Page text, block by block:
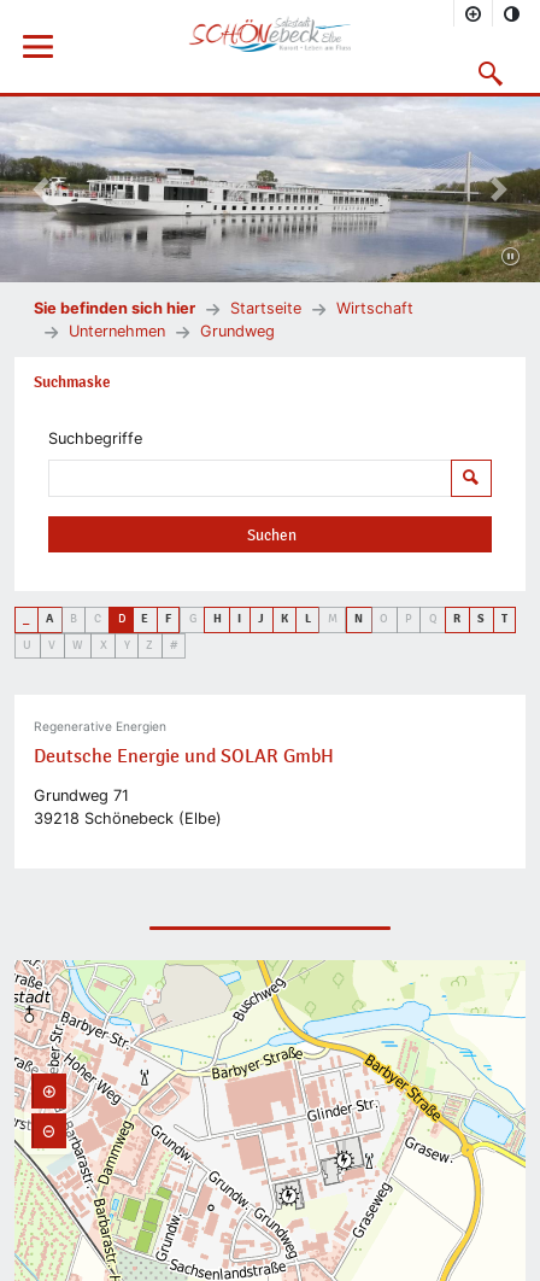
Menü öffnen
Vorheriges Bild
Sie befinden sich hier Startseite
Wirtschaft
Unternehmen
Grundweg
Suchmaske
Suchbegriffe
Suchen
Suchen
A B C D E F G H I J K L M N O P Q R S
T
U
V W X Y Z #
Regenerative Energien
Deutsche Energie und SOLAR GmbH
Grundweg 71
39218 Schönebeck (Elbe)